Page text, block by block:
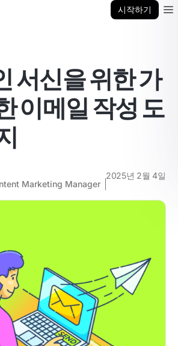
시작하기
서신을 위한 가
이메일 작성 도
Marketing Manager
2025년 2월 4일